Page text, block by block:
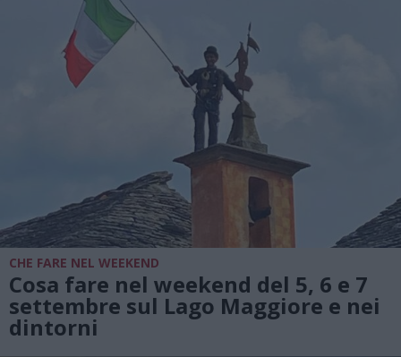
CHE FARE NEL WEEKEND
Cosa fare nel weekend del 5, 6 e 7
settembre sul Lago Maggiore e nei
dintorni